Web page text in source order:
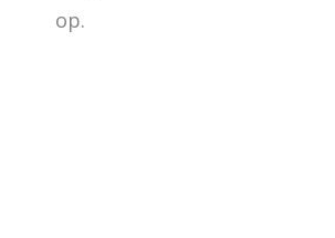
op.